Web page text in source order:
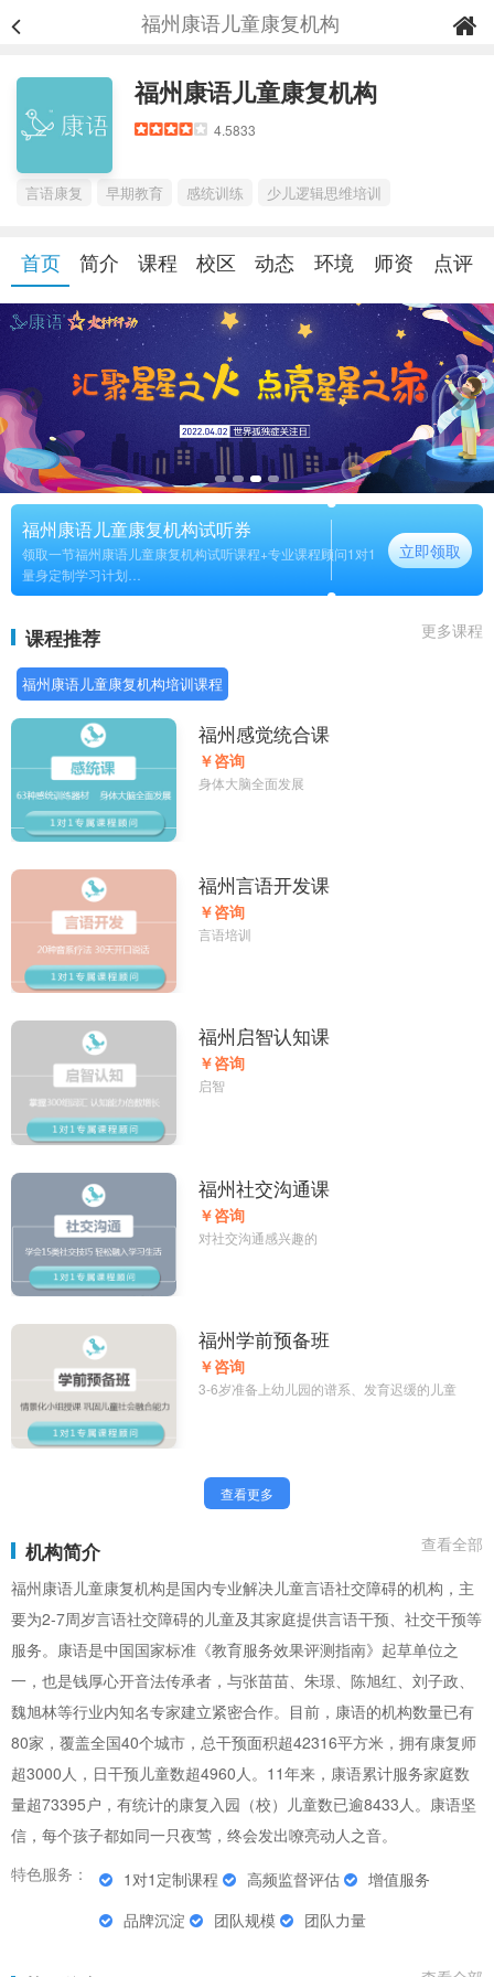
福州康语儿童康复机构
福州康语儿童康复机构
4.5833
言语康复 早期教育 感统训练 少儿逻辑思维培训
首页 简介 课程 校区 动态 环境 师资 点评
福州康语儿童康复机构试听券
领取一节福州康语儿童康复机构试听课程+专业课程顾问1对1
量身定制学习计划
长期
立即领取
课程推荐 更多课程
福州康语儿童康复机构培训课程
福州感觉统合课
￥咨询
身体大脑全面发展
福州言语开发课
￥咨询
言语培训
福州启智认知课
￥咨询
启智
福州社交沟通课
￥咨询
对社交沟通感兴趣的
福州学前预备班
￥咨询
3-6岁准备上幼儿园的谱系、发育迟缓的儿童
查看更多
机构简介
查看全部
福州康语儿童康复机构是国内专业解决儿童言语社交障碍的机构，主
要为2-7周岁言语社交障碍的儿童及其家庭提供言语干预、社交干预等
服务。康语是中国国家标准《教育服务效果评测指南》起草单位之
一，也是钱厚心开音法传承者，与张苗苗、朱璟、陈旭红、刘子政、
魏旭林等行业内知名专家建立紧密合作。目前，康语的机构数量已有
80家，覆盖全国40个城市，总干预面积超42316平方米，拥有康复师
超3000人，日干预儿童数超4960人。11年来，康语累计服务家庭数
量超73395户，有统计的康复入园（校）儿童数已逾8433人。康语坚
信，每个孩子都如同一只夜莺，终会发出嘹亮动人之音。
特色服务：
1对1定制课程 高频监督评估
增值服务
品牌沉淀
团队规模 团队力量